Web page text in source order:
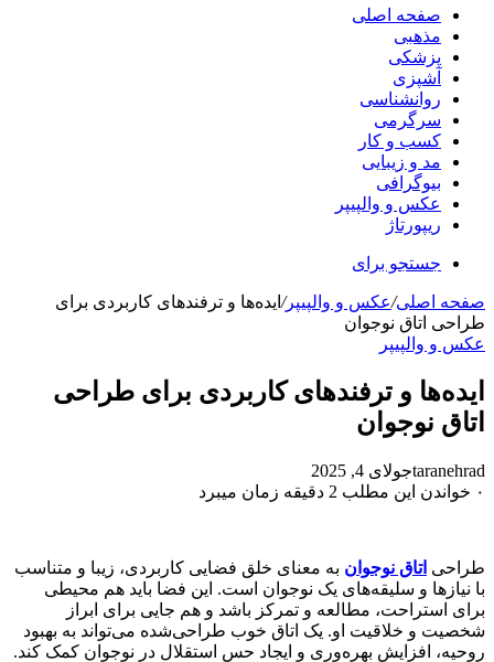
صفحه اصلی
مذهبی
پزشکی
آشپزی
روانشناسی
سرگرمی
کسب و کار
مد و زیبایی
بیوگرافی
عکس و والپیپر
ریپورتاژ
جستجو برای
صفحه اصلی/عکس و والپیپر/ ایده‌ها و ترفندهای کاربردی برای
طراحی اتاق نوجوان
عکس و والپیپر
ایده‌ها و ترفندهای کاربردی برای طراحی
اتاق نوجوان
taranehradجولای 4, 2025
۰ خواندن این مطلب 2 دقیقه زمان میبرد
طراحی اتاق نوجوان به معنای خلق فضایی کاربردی، زیبا و متناسب
با نیازها و سلیقه‌های یک نوجوان است. این فضا باید هم محیطی
برای استراحت، مطالعه و تمرکز باشد و هم جایی برای ابراز
شخصیت و خلاقیت او. یک اتاق خوب طراحی‌شده می‌تواند به بهبود
روحیه، افزایش بهره‌وری و ایجاد حس استقلال در نوجوان کمک کند.